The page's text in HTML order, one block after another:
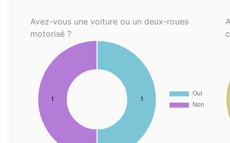
Avez-vous une voiture ou un deux-roues
motorisé ?